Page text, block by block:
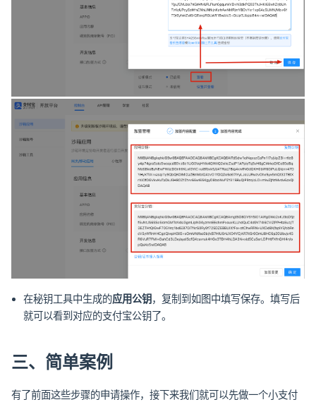
在秘钥工具中生成的应用公钥 ，复制到如图中填写保存。填写后
就可以看到对应的支付宝公钥了。
三、简单案例
有了前面这些步骤的申请操作，接下来我们就可以先做一个小支付